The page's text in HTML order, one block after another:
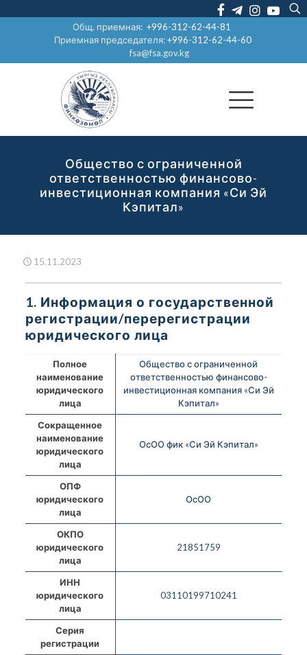
Общ. приемная:+996-312-62-44-81
Приемная председателя:+996-312-62-44-60
fsa@fsa.gov.kg
Общество с ограниченной
ответственностью финансово-
инвестиционная компания «Си Эй
Кэпитал»
15.11.2023
1. Информация о государственной
регистрации/перерегистрации
юридического лица
Полное
наименование
юридического
лица
Общество с ограниченной
ответственностью финансово-
инвестиционная компания «Си Эй
Кэпитал»
Сокращенное
наименование
юридического
лица
ОсОО фик «Си Эй Кэпитал»
ОПФ
юридического
лица
ОсОО
ОКПО
юридического
лица
21851759
ИНН
юридического
лица
03110199710241
Серия
регистрации